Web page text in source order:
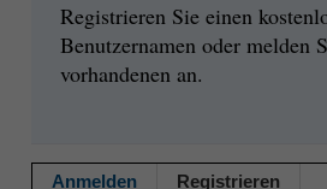
Registrieren Sie einen
Benutzernamen oder melden
vorhandenen an.
Anmelden Registrieren